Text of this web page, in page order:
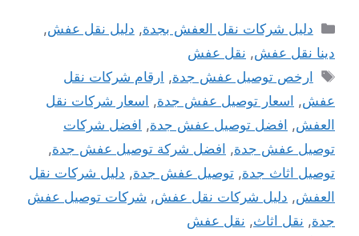
التصنيفات
دليل شركات نقل العفش بجدة, دليل نقل عفش,
دينا نقل عفش, نقل عفش
الوسوم
ارخص توصيل عفش جدة, ارقام شركات نقل
عفش, اسعار توصيل عفش جدة, اسعار شركات نقل
العفش, افضل توصيل عفش جدة, افضل شركات
توصيل عفش جدة, افضل شركة توصيل عفش جدة,
توصيل اثاث جدة, توصيل عفش جدة, دليل شركات نقل
العفش, دليل شركات نقل عفش, شركات توصيل عفش
جدة, نقل اثاث, نقل عفش